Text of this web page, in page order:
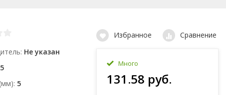
Не указан
5
Избранное Сравнение
Много
131.58 руб.